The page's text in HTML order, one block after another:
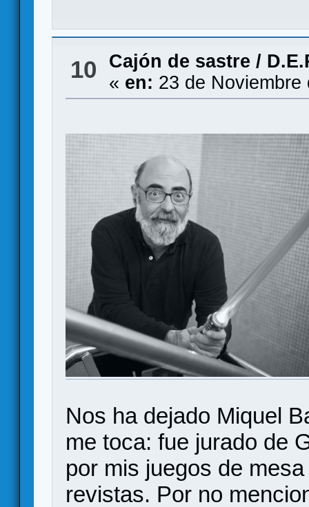
10 Cajón de sastre /
« en: 23 de
Nos ha dejado Miquel
me toca: fue jurado de
por mis juegos de
revistas. Por no